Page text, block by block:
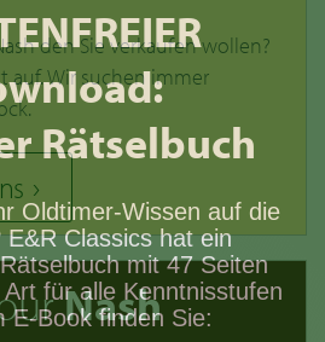
den Sie verkaufen wollen?
auf. Wir suchen immer
Nash
Rätselbuch
Oldtimer-Wissen auf die
Classics hat ein
mit 47 Seiten
für alle Kenntnisstufen
E-Book finden Sie: